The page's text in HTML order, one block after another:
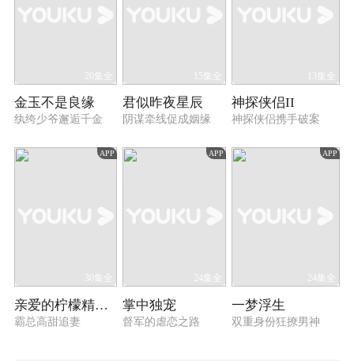
20集全
金玉不是良缘
纨绔少爷邂逅千金
15集全
君似昨夜星辰
阴谋牵线促成姻缘
13集全
神探侠侣II
神探侠侣携手破案
APP
30集全
亲爱的柠檬精先生2
霸总高甜追妻
APP
24集全
掌中独宠
督军的虐恋之路
APP
24集全
一梦浮生
双重身份狂撩男神